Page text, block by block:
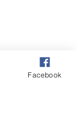
Facebook